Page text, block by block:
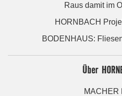
Raus damit im
HORNBACH
BODENHAUS:
Über
MACHER